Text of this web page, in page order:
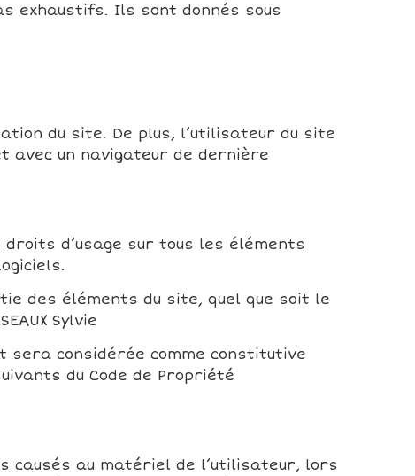
exhaustifs. Ils sont donnés sous
du site. De plus, l’utilisateur du site
avec un navigateur de dernière
d’usage sur tous les éléments
des éléments du site, quel que soit le
Sylvie
sera considérée comme constitutive
du Code de Propriété
causés au matériel de l’utilisateur, lors